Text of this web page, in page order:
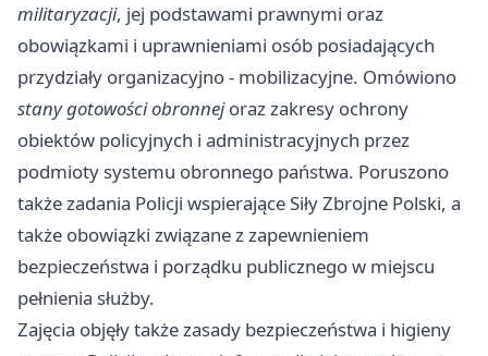
militaryzacji, jej podstawami prawnymi oraz
obowiązkami i uprawnieniami osób posiadających
przydziały organizacyjno - mobilizacyjne. Omówiono
stany gotowości obronnejoraz zakresy ochrony
obiektów policyjnych i administracyjnych przez
podmioty systemu obronnego państwa. Poruszono
także zadania Policji wspierające Siły Zbrojne Polski, a
także obowiązki związane z zapewnieniem
bezpieczeństwa i porządku publicznego w miejscu
pełnienia służby.
Zajęcia objęły także zasady bezpieczeństwa i higieny